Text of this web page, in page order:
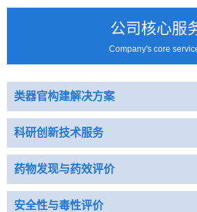
公司核心服
Company's core
类器官构建解决方案
科研创新技术服务
药物发现与药效评价
安全性与毒性评价